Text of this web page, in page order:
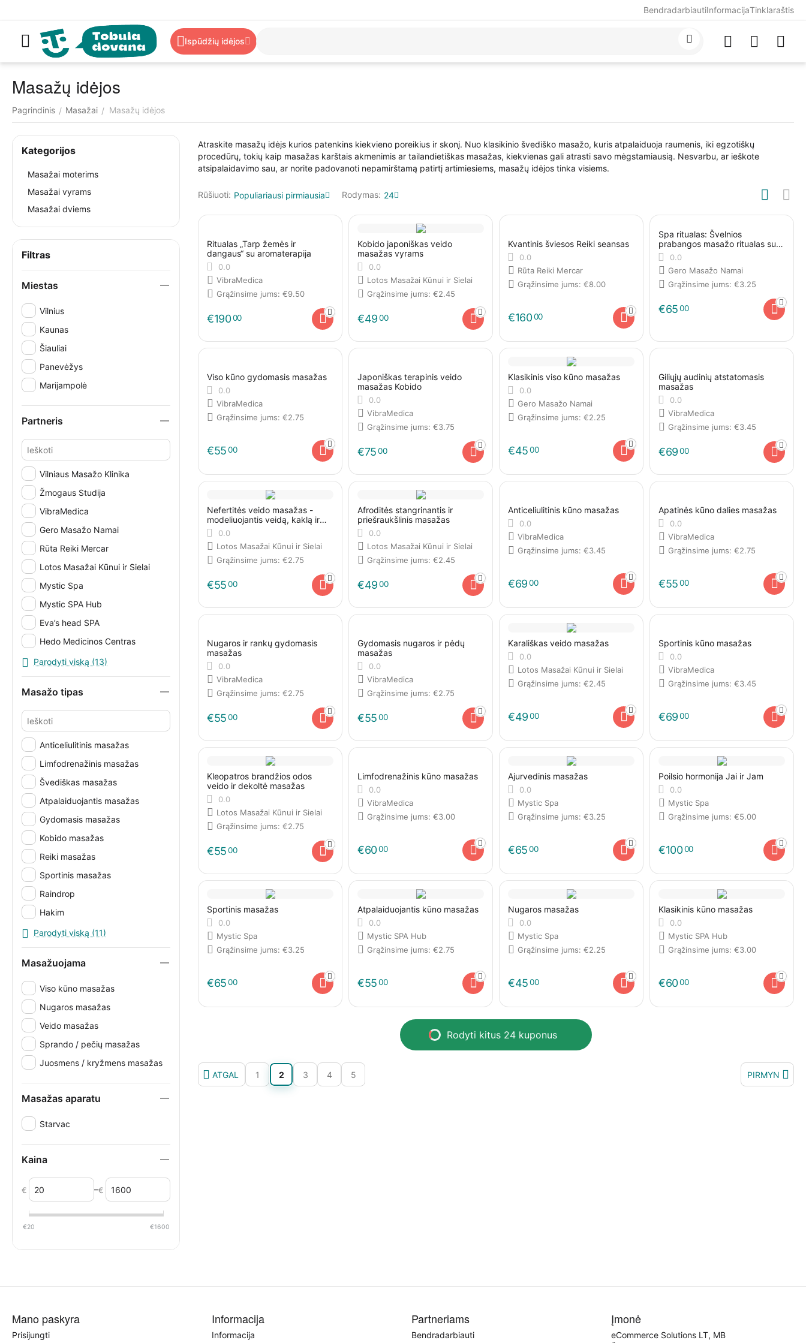
BendradarbiautiInformacijaTinklaraštis
Ispūdžių idėjos
Masažų idėjos
Pagrindinis / Masažai / Masažų idėjos
Atraskite masažų idėjs kurios patenkins kiekvieno poreikius ir skonį. Nuo klasikinio švediško masažo, kuris atpalaiduoja raumenis, iki egzotiškų
procedūrų, tokių kaip masažas karštais akmenimis ar tailandietiškas masažas, kiekvienas gali atrasti savo mėgstamiausią. Nesvarbu, ar ieškote
atsipalaidavimo sau, ar norite padovanoti nepamirštamą patirtį artimiesiems, masažų idėjos tinka visiems.
Rūšiuoti: Populiariausi pirmiausia Rodymas: 24
Ritualas „Tarp žemės ir
dangaus“ su aromaterapija
0.0
VibraMedica
Grąžinsime jums: €9.50
€19000
Kobido japoniškas veido
masažas vyrams
0.0
Lotos Masažai Kūnui ir Sielai
Grąžinsime jums: €2.45
€4900
Kvantinis šviesos Reiki seansas
0.0
Rūta Reiki Mercar
Grąžinsime jums: €8.00
€16000
Spa ritualas: Švelnios
prabangos masažo ritualas su
šilku0.0
Gero Masažo Namai
Grąžinsime jums: €3.25
€6500
Viso kūno gydomasis masažas
0.0
VibraMedica
Grąžinsime jums: €2.75
€5500
Japoniškas terapinis veido
masažas Kobido
0.0
VibraMedica
Grąžinsime jums: €3.75
€7500
Klasikinis viso kūno masažas
0.0
Gero Masažo Namai
Grąžinsime jums: €2.25
€4500
Giliųjų audinių atstatomasis
masažas
0.0
VibraMedica
Grąžinsime jums: €3.45
€6900
Nefertitės veido masažas -
modeliuojantis veidą, kaklą ir
dekoltė
0.0
Lotos Masažai Kūnui ir Sielai
Grąžinsime jums: €2.75
€5500
Afroditės stangrinantis ir
priešraukšlinis masažas
0.0
Lotos Masažai Kūnui ir Sielai
Grąžinsime jums: €2.45
€4900
Anticeliulitinis kūno masažas
0.0
VibraMedica
Grąžinsime jums: €3.45
€6900
Apatinės kūno dalies masažas
0.0
VibraMedica
Grąžinsime jums: €2.75
€5500
Nugaros ir rankų gydomasis
masažas
0.0
VibraMedica
Grąžinsime jums: €2.75
€5500
Gydomasis nugaros ir pėdų
masažas
0.0
VibraMedica
Grąžinsime jums: €2.75
€5500
Karališkas veido masažas
0.0
Lotos Masažai Kūnui ir Sielai
Grąžinsime jums: €2.45
€4900
Sportinis kūno masažas
0.0
VibraMedica
Grąžinsime jums: €3.45
€6900
Kleopatros brandžios odos
veido ir dekoltė masažas
0.0
Lotos Masažai Kūnui ir Sielai
Grąžinsime jums: €2.75
€5500
Limfodrenažinis kūno masažas
0.0
VibraMedica
Grąžinsime jums: €3.00
€6000
Ajurvedinis masažas
0.0
Mystic Spa
Grąžinsime jums: €3.25
€6500
Poilsio hormonija Jai ir Jam
0.0
Mystic Spa
Grąžinsime jums: €5.00
€10000
Sportinis masažas
0.0
Mystic Spa
Grąžinsime jums: €3.25
€6500
Atpalaiduojantis kūno masažas
0.0
Mystic SPA Hub
Grąžinsime jums: €2.75
€5500
Nugaros masažas
0.0
Mystic Spa
Grąžinsime jums: €2.25
€4500
Klasikinis kūno masažas
0.0
Mystic SPA Hub
Grąžinsime jums: €3.00
€6000
Rodyti kitus 24 kuponus
ATGAL 1 2 3 4 5 PIRMYN
Kategorijos
Masažai moterims
Masažai vyrams
Masažai dviems
Filtras
Miestas
Vilnius
Kaunas
Šiauliai
Panevėžys
Marijampolė
Partneris
Vilniaus Masažo Klinika
Žmogaus Studija
VibraMedica
Gero Masažo Namai
Rūta Reiki Mercar
Lotos Masažai Kūnui ir Sielai
Mystic Spa
Mystic SPA Hub
Eva’s head SPA
Hedo Medicinos Centras
Effectus Klinika
Lazer House
Qi Anmo
Parodyti viską (13)
Masažo tipas
Anticeliulitinis masažas
Limfodrenažinis masažas
Švediškas masažas
Atpalaiduojantis masažas
Gydomasis masažas
Kobido masažas
Reiki masažas
Sportinis masažas
Raindrop
Hakim
Presoterapija
Parodyti viską (11)
Masažuojama
Viso kūno masažas
Nugaros masažas
Veido masažas
Sprando / pečių masažas
Juosmens / kryžmens masažas
Masažas aparatu
Starvac
Kaina
€ –€
€20 €1600
Mano paskyra
Prisijungti
Informacija
Informacija
Partneriams
Bendradarbiauti
Įmonė
eCommerce Solutions LT, MB